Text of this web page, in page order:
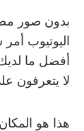
بدون صور
اليوتيوب
أفضل ما
لا يتعرفون
هذا هو